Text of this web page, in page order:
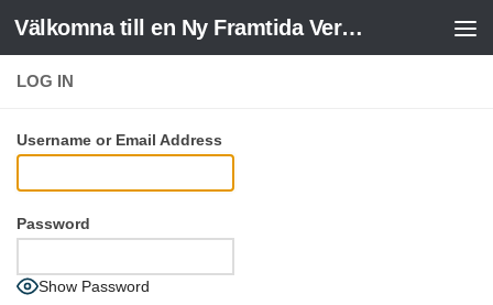
Skip to content Välkomna till en Ny Framtida Verklighet
LOG IN
Username or Email Address
Password
Show Password